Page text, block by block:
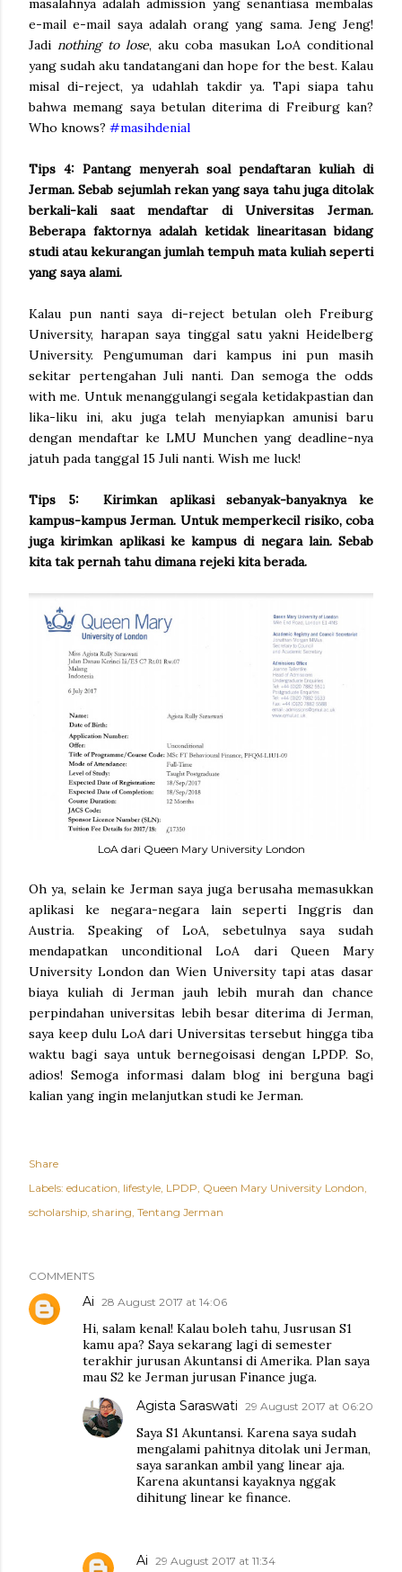
masalahnya adalah admission yang senantiasa membalas
e-mail e-mail saya adalah orang yang sama. Jeng Jeng!
Jadi nothing to lose, aku coba masukan LoA conditional
yang sudah aku tandatangani dan hope for the best. Kalau
misal di-reject, ya udahlah takdir ya. Tapi siapa tahu
bahwa memang saya betulan diterima di Freiburg kan?
Who knows? #masihdenial
Tips 4: Pantang menyerah soal pendaftaran kuliah di
Jerman. Sebab sejumlah rekan yang saya tahu juga ditolak
berkali-kali saat mendaftar di Universitas Jerman.
Beberapa faktornya adalah ketidak linearitasan bidang
studi atau kekurangan jumlah tempuh mata kuliah seperti
yang saya alami.
Kalau pun nanti saya di-reject betulan oleh Freiburg
University, harapan saya tinggal satu yakni Heidelberg
University. Pengumuman dari kampus ini pun masih
sekitar pertengahan Juli nanti. Dan semoga the odds
with me. Untuk menanggulangi segala ketidakpastian dan
lika-liku ini, aku juga telah menyiapkan amunisi baru
dengan mendaftar ke LMU Munchen yang deadline-nya
jatuh pada tanggal 15 Juli nanti. Wish me luck!
Tips 5: Kirimkan aplikasi sebanyak-banyaknya ke
kampus-kampus Jerman. Untuk memperkecil risiko, coba
juga kirimkan aplikasi ke kampus di negara lain. Sebab
kita tak pernah tahu dimana rejeki kita berada.
LoA dari Queen Mary University London
Oh ya, selain ke Jerman saya juga berusaha memasukkan
aplikasi ke negara-negara lain seperti Inggris dan
Austria. Speaking of LoA, sebetulnya saya sudah
mendapatkan unconditional LoA dari Queen Mary
University London dan Wien University tapi atas dasar
biaya kuliah di Jerman jauh lebih murah dan chance
perpindahan universitas lebih besar diterima di Jerman,
saya keep dulu LoA dari Universitas tersebut hingga tiba
waktu bagi saya untuk bernegoisasi dengan LPDP. So,
adios! Semoga informasi dalam blog ini berguna bagi
kalian yang ingin melanjutkan studi ke Jerman.
Share
Labels: education lifestyle LPDP Queen Mary University London
scholarship sharing Tentang Jerman
COMMENTS
Ai 28 August 2017 at 14:06
Hi, salam kenal! Kalau boleh tahu, Jusrusan S1
kamu apa? Saya sekarang lagi di semester
terakhir jurusan Akuntansi di Amerika. Plan saya
mau S2 ke Jerman jurusan Finance juga.
Agista Saraswati 29 August 2017 at 06:20
Saya S1 Akuntansi. Karena saya sudah
mengalami pahitnya ditolak uni Jerman,
saya sarankan ambil yang linear aja.
Karena akuntansi kayaknya nggak
dihitung linear ke finance.
Ai 29 August 2017 at 11:34